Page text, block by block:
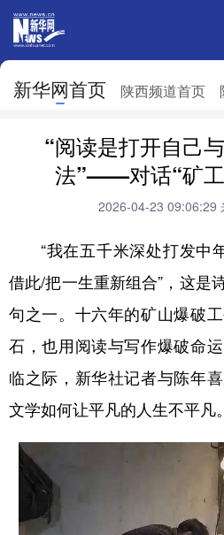
新华网首页 陕西频道首页
网站地
北京 天津
吉林
山东 河南
广东 广西
四川 贵州
陕西 甘肃
新疆 内蒙古
“阅读是打开自己
法”——对话“矿
2026-04-23 09:06:29
“我在五千米深处打发中
借此/把一生重新组合”，这是
句之一。十六年的矿山爆破
石，也用阅读与写作爆破命
临之际，新华社记者与陈年
文学如何让平凡的人生不平凡。